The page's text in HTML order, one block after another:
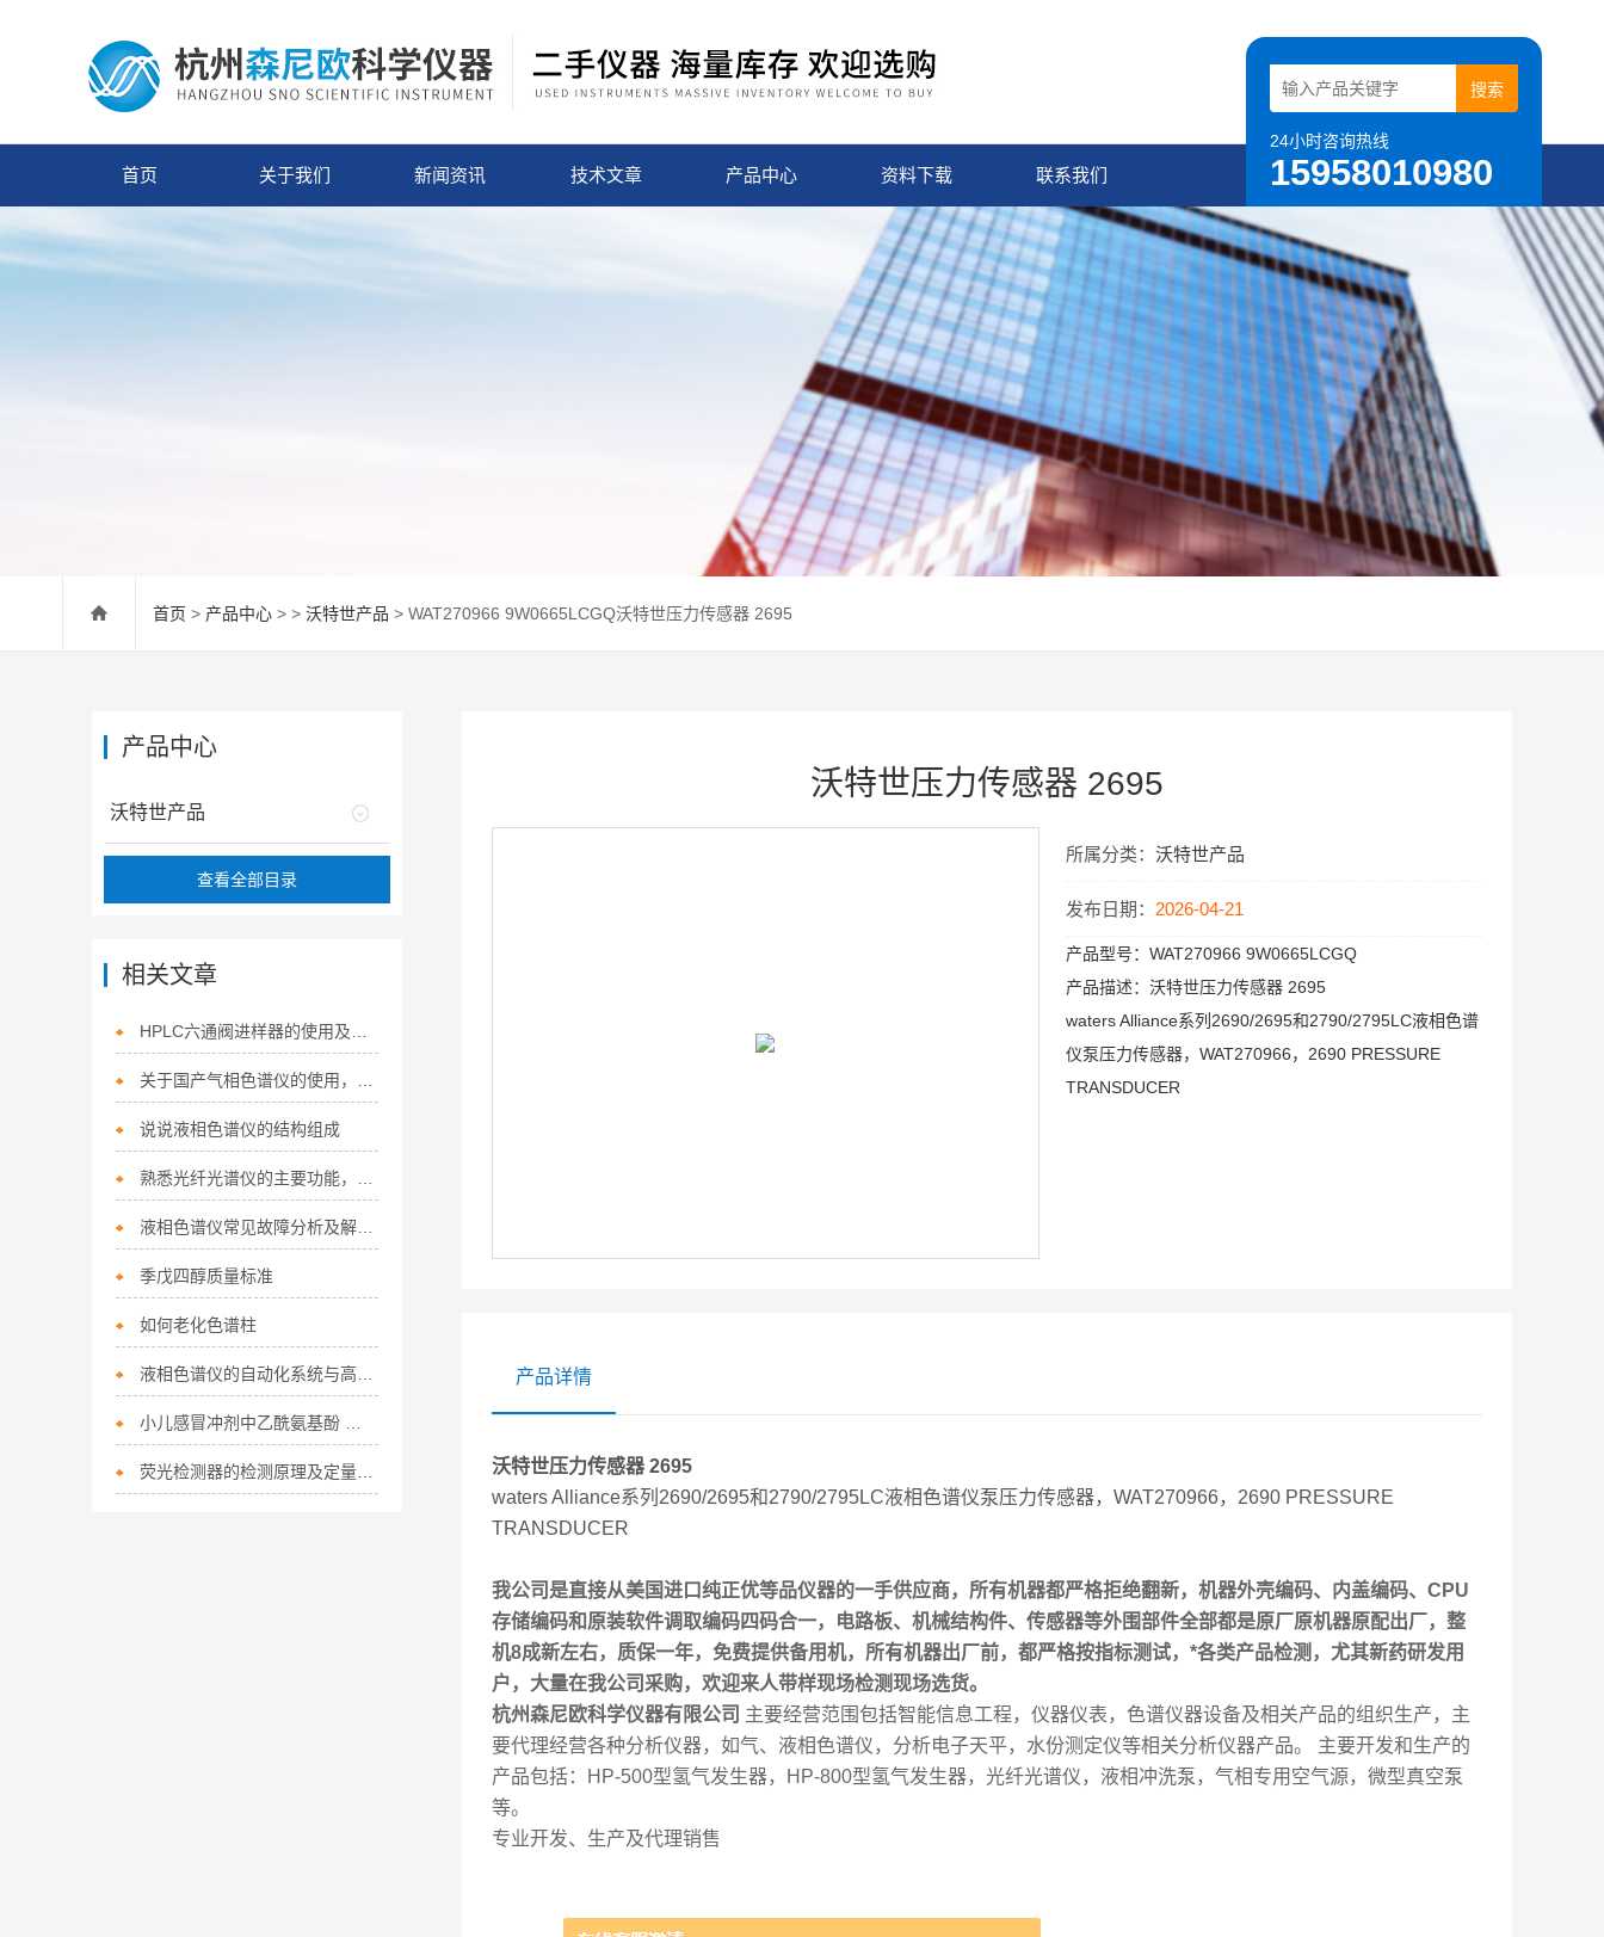
24小时咨询热线
15958010980
首页 关于我们 新闻资讯 技术文章 产品中心 资料下载 联系我们
首页 > 产品中心 > > 沃特世产品 > WAT270966 9W0665LCGQ沃特世压力传感器 2695
沃特世压力传感器 2695
所属分类：沃特世产品
发布日期： 2026-04-21
产品型号：WAT270966 9W0665LCGQ
产品描述：沃特世压力传感器 2695
waters Alliance系列2690/2695和2790/2795LC液相色谱
仪泵压力传感器，WAT270966，2690 PRESSURE
TRANSDUCER
产品详情
沃特世压力传感器 2695
waters Alliance系列2690/2695和2790/2795LC液相色谱仪泵压力传感器，WAT270966，2690 PRESSURE
TRANSDUCER
我公司是直接从美国进口纯正优等品仪器的一手供应商，所有机器都严格拒绝翻新，机器外壳编码、内盖编码、CPU
存储编码和原装软件调取编码四码合一，电路板、机械结构件、传感器等外围部件全部都是原厂原机器原配出厂，整
机8成新左右，质保一年，免费提供备用机，所有机器出厂前，都严格按指标测试，*各类产品检测，尤其新药研发用
户，大量在我公司采购，欢迎来人带样现场检测现场选货。
杭州森尼欧科学仪器有限公司 主要经营范围包括智能信息工程，仪器仪表，色谱仪器设备及相关产品的组织生产，主
要代理经营各种分析仪器，如气、液相色谱仪，分析电子天平，水份测定仪等相关分析仪器产品。 主要开发和生产的
产品包括：HP-500型氢气发生器，HP-800型氢气发生器，光纤光谱仪，液相冲洗泵，气相专用空气源，微型真空泵
等。
专业开发、生产及代理销售
产品中心
沃特世产品
查看全部目录
相关文章
说说液相色谱仪的结构组成
季戊四醇质量标准
如何老化色谱柱